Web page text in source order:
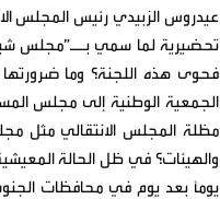
عيدروس الزبيدي رئيس المجلس
تحضيرية لما سمي بــ”مجلس
فحوى هذه اللجنة؟ وما
الجمعية الوطنية إلى مجلس
مظلة المجلس الانتقالي مثل
والهيئات؟ في ظل الحالة
يوماً بعد يوم في محافظات